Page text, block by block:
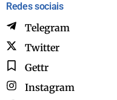
Redes sociais
Telegram
Twitter
Gettr
Instagram